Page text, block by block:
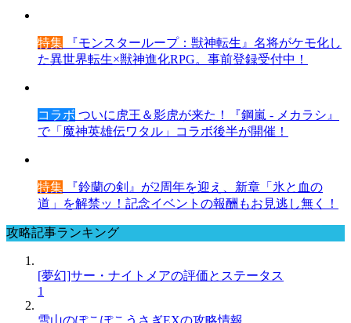
特集 『モンスターループ：獣神転生』名将がケモ化し
た異世界転生×獣神進化RPG。事前登録受付中！
コラボ ついに虎王＆影虎が来た！『鋼嵐 - メカラシ』
で「魔神英雄伝ワタル」コラボ後半が開催！
特集 『鈴蘭の剣』が2周年を迎え、新章「氷と血の
道」を解禁ッ！記念イベントの報酬もお見逃し無く！
攻略記事ランキング
[夢幻]サー・ナイトメアの評価とステータス
1
雪山のぽこぽこうさぎEXの攻略情報